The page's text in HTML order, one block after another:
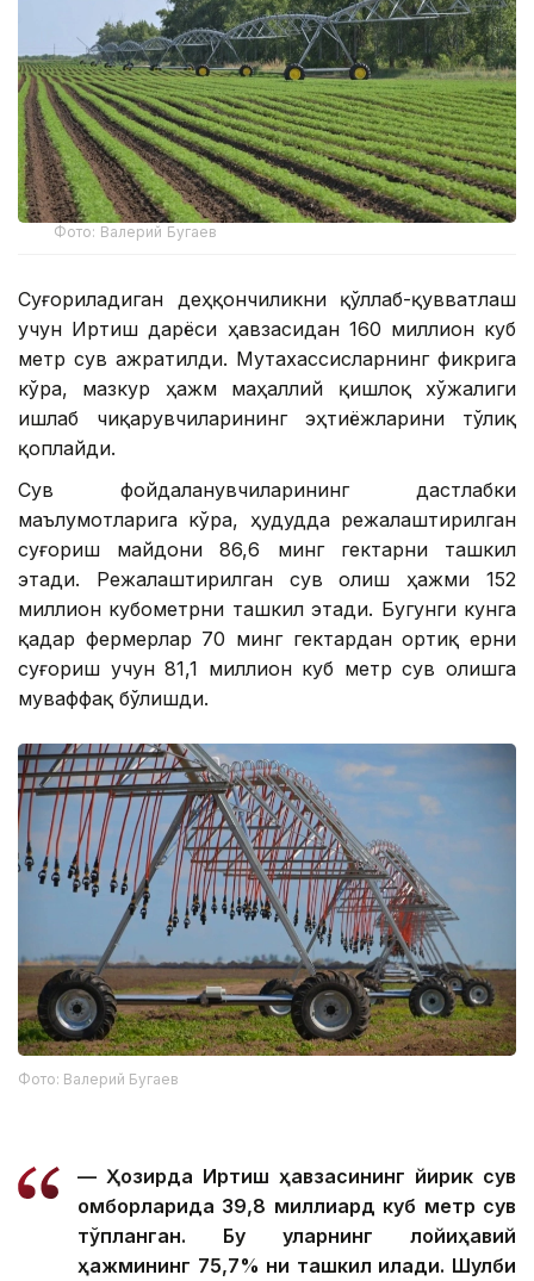
Фото: Валерий Бугаев
Суғориладиган деҳқончиликни қўллаб-қувватлаш
учун Иртиш дарёси ҳавзасидан 160 миллион куб
метр сув ажратилди. Мутахассисларнинг фикрига
кўра, мазкур ҳажм маҳаллий қишлоқ хўжалиги
ишлаб чиқарувчиларининг эҳтиёжларини тўлиқ
қоплайди.
Сув фойдаланувчиларининг дастлабки
маълумотларига кўра, ҳудудда режалаштирилган
суғориш майдони 86,6 минг гектарни ташкил
этади. Режалаштирилган сув олиш ҳажми 152
миллион кубометрни ташкил этади. Бугунги кунга
қадар фермерлар 70 минг гектардан ортиқ ерни
суғориш учун 81,1 миллион куб метр сув олишга
муваффақ бўлишди.
Фото: Валерий Бугаев
— Ҳозирда Иртиш ҳавзасининг йирик сув
омборларида 39,8 миллиард куб метр сув
тўпланган. Бу уларнинг лойиҳавий
ҳажмининг 75,7% ни ташкил қилади. Шулби